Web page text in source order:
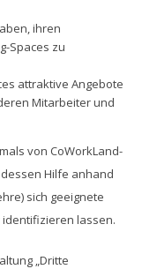
ihren
Spaces zu
attraktive Angebote
Mitarbeiter und
von CoWorkLand-
Hilfe anhand
sich geeignete
lassen.
„Dritte